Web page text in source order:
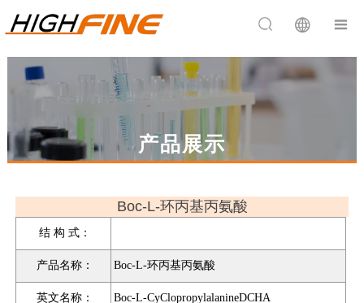
 
产品展示
Boc-L-环丙基丙氨酸
结 构 式：
产品名称： Boc-L-环丙基丙氨酸
英文名称： Boc-L-CyClopropylalanineDCHA